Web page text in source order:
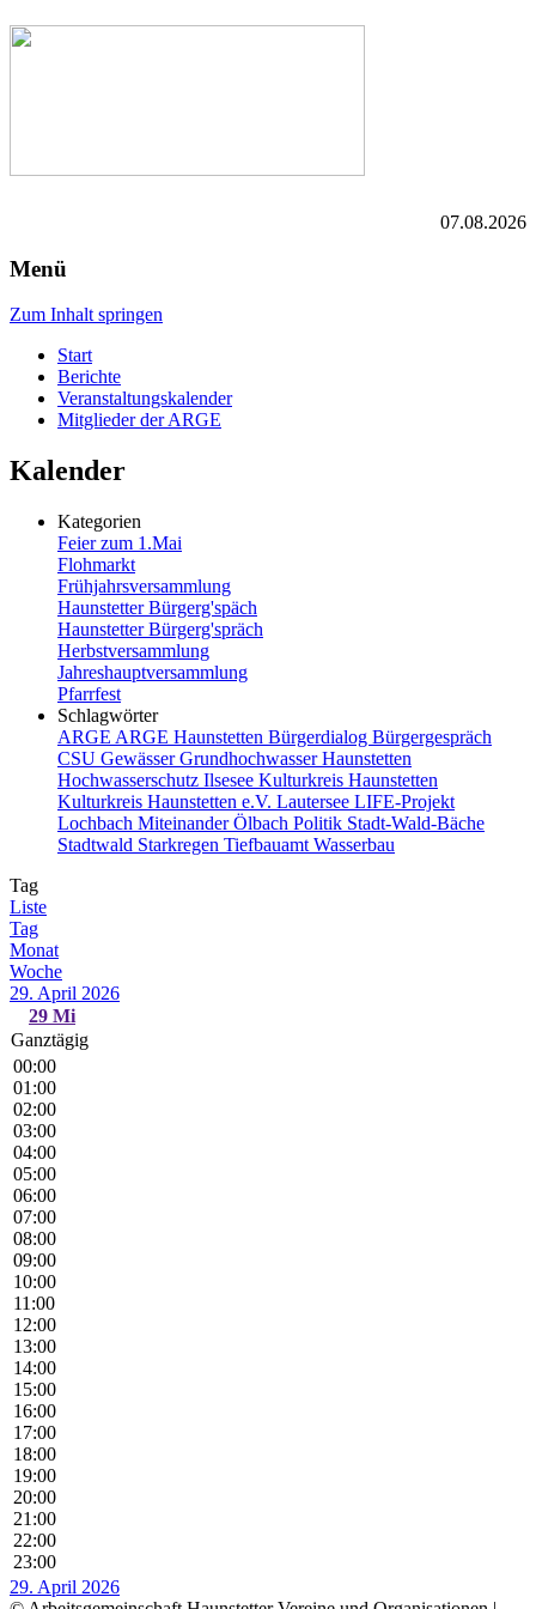
07.08.2026
Menü
Zum Inhalt springen
Start
Berichte
Veranstaltungskalender
Mitglieder der ARGE
Kalender
Kategorien
Feier zum 1.Mai
Flohmarkt
Frühjahrsversammlung
Haunstetter Bürgerg'späch
Haunstetter Bürgerg'spräch
Herbstversammlung
Jahreshauptversammlung
Pfarrfest
Schlagwörter
ARGE ARGE Haunstetten Bürgerdialog Bürgergespräch
CSU GewässerGrundhochwasserHaunstetten
Hochwasserschutz Ilsesee Kulturkreis Haunstetten
Kulturkreis Haunstetten e.V. Lautersee LIFE-Projekt
Lochbach MiteinanderÖlbach Politik Stadt-Wald-Bäche
Stadtwald Starkregen Tiefbauamt Wasserbau
Tag
Liste
Tag
Monat
Woche
29. April 2026
29 Mi
Ganztägig
00:00
01:00
02:00
03:00
04:00
05:00
06:00
07:00
08:00
09:00
10:00
11:00
12:00
13:00
14:00
15:00
16:00
17:00
18:00
19:00
20:00
21:00
22:00
23:00
29. April 2026